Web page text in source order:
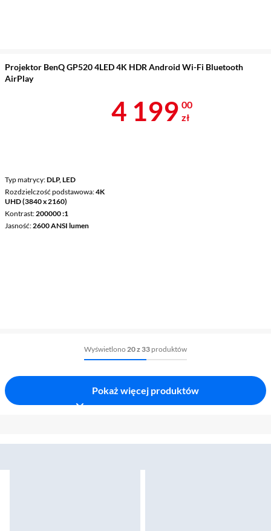
Projektor BenQ GP520 4LED 4K HDR Android Wi-Fi Bluetooth
AirPlay
Typ matrycy DLP, LED
Rozdzielczość podstawowa 4K
UHD (3840 x 2160)
Kontrast 200000 :1
Jasność 2600 ANSI lumen
Cena 4 199 zł
4 199 00
zł
Wyświetlono 20 z 33 produktów
Pokaż więcej produktów